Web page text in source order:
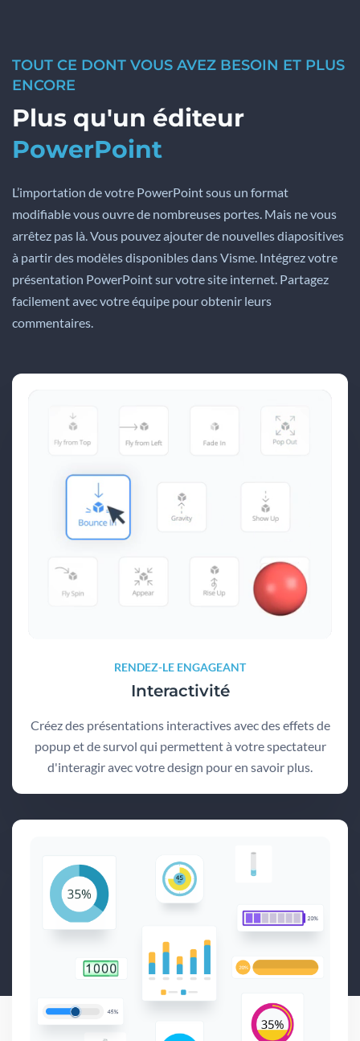
TOUT CE DONT VOUS AVEZ BESOIN ET PLUS
ENCORE
Plus qu'un éditeur
PowerPoint
L’importation de votre PowerPoint sous un format
modifiable vous ouvre de nombreuses portes. Mais ne vous
arrêtez pas là. Vous pouvez ajouter de nouvelles diapositives
à partir des modèles disponibles dans Visme. Intégrez votre
présentation PowerPoint sur votre site internet. Partagez
facilement avec votre équipe pour obtenir leurs
commentaires.
RENDEZ-LE ENGAGEANT
Interactivité
Créez des présentations interactives avec des effets de
popup et de survol qui permettent à votre spectateur
d'interagir avec votre design pour en savoir plus.